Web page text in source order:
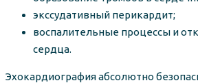
экссудативный перикардит;
воспалительные процессы и
сердца.
Эхокардиография абсолютно